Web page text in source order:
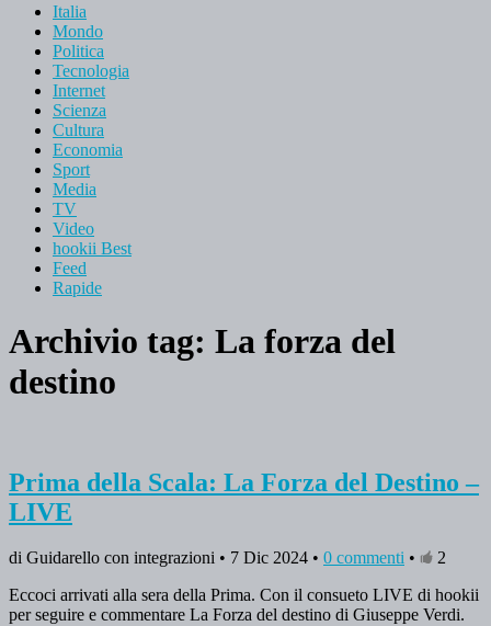
Italia
Mondo
Politica
Tecnologia
Internet
Scienza
Cultura
Economia
Sport
Media
TV
Video
hookii Best
Feed
Rapide
Archivio tag: La forza del
destino
Prima della Scala: La Forza del Destino –
LIVE
di Guidarello con integrazioni • 7 Dic 2024 • 0 commenti •
2
Eccoci arrivati alla sera della Prima. Con il consueto LIVE di hookii
per seguire e commentare La Forza del destino di Giuseppe Verdi.